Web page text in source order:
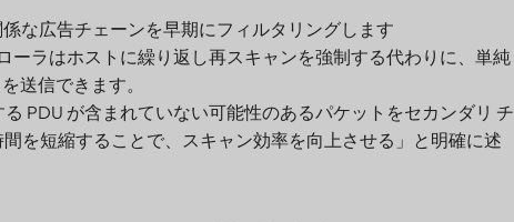
な広告チェーンを早期にフィルタリングします
ーラはホストに繰り返し再スキャンを強制する代わりに、単純
送信できます。
PDU が含まれていない可能性のあるパケットをセカンダリ チ
を短縮することで、スキャン効率を向上させる」と明確に述